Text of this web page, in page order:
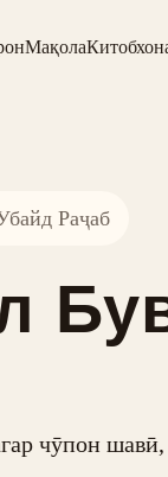
Мақола
Раҷаб
чӯпон шавӣ,